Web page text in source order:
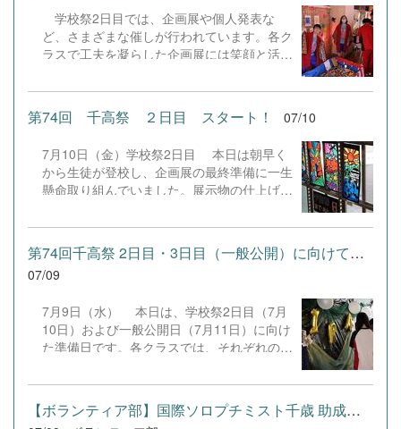
実施。本校で導入しているライティングAIア
プリ「ウグイスAI」の効果的な活用法や文法
指導のあり方について活発な意見が交わさ
目的は、何よりも、生徒の学力向上へ繋げる
こと。そのために教員自身が指導力を磨く楽
です。先生たちも全力でがんばります。生徒
の皆さんも未来の社会を豊かにするため、
日々の勉学に一生懸命励み、世界へ羽ばたく
学校祭2日目では、企画展や個人発表な
ど、さまざまな催しが行われています。各ク
ラスで工夫を凝らした企画展には笑顔と活気
祭を楽しむ姿があちこちで見られ、学校全体
が温かく盛り上がった雰囲気に包まれていま
す。PTAの方々も参加・協力していただいて
んなで楽しみましょう。明日は一般公開日で
す。多くの地域の方々にご来校いただきたい
と思っております。ぜひ、本校生の活躍をご
第74回 千高祭 ２日目 スタート！ 07/10
7月10日（金）学校祭2日目 本日は朝早く
から生徒が登校し、企画展の最終準備に一生
懸命取り組んでいました。展示物の仕上げや
包まれています。また、本日はPTAによる焼
き鳥の販売に加え、キッチンカーも登場しま
す。おいしいグルメも学校祭の楽しみの一つ
です。本日も、生徒たちの創意工夫が詰まっ
りだくさんです。 &nbsp; &nbsp; &nbsp;
&nbsp; &nbsp;
第74回千高祭 2日目・3日目（一般公開）に向けての準備
07/09
7月9日（水） 本日は、学校祭2日目（7月
10日）および一般公開日（7月11日）に向け
た準備日です。各クラスでは、それぞれのテ
室の装飾や展示物の制作に取り組んでいま
す。一人ひとりが役割を担い、クラス全員で
協力しながら準備を進めています。趣向を凝
【ボランティア部】国際ソロプチミスト千歳 助成金贈呈式